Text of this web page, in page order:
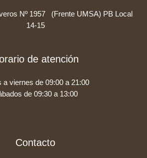
Nº 1957 (Frente UMSA) PB Local
14-15
de atención
a viernes de 09:00 a 21:00
de 09:30 a 13:00
Contacto